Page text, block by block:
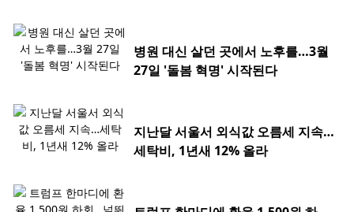
병원 대신 살던 곳에서 노후를…3월
27일 '돌봄 혁명' 시작된다
지난달 서울서 외식값 오름세 지속…
세탁비, 1년새 12% 올라